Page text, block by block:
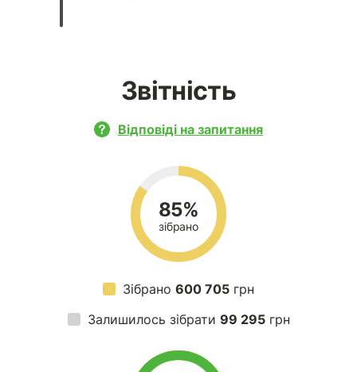
Звітність
Відповіді на запитання
85%
зібрано
Зібрано 600 705 грн
Залишилось зібрати 99 295грн